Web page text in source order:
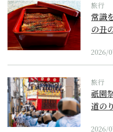
旅行
常識
の丑
2026/
旅行
祇園
道の
2026/